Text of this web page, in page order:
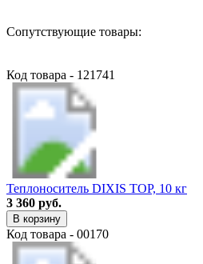
Сопутствующие товары:
Код товара - 121741
Теплоноситель DIXIS TOP, 10 кг
3 360 руб.
В корзину
Код товара - 00170